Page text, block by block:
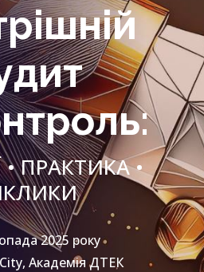
• ПРАКТИКА •
2025 року
Академія ДТЕК